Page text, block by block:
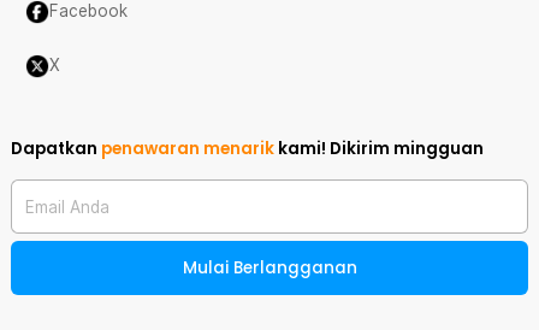
Facebook
X
Dapatkan penawaran menarik kami! Dikirim mingguan
Email Anda
Mulai Berlangganan